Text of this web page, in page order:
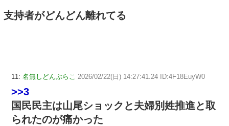
支持者がどんどん離れてる
11: 名無しどんぶらこ 2026/02/22(日) 14:27:41.24 ID:4F18EuyW0
>>3
国民民主は山尾ショックと夫婦別姓推進と取
られたのが痛かった